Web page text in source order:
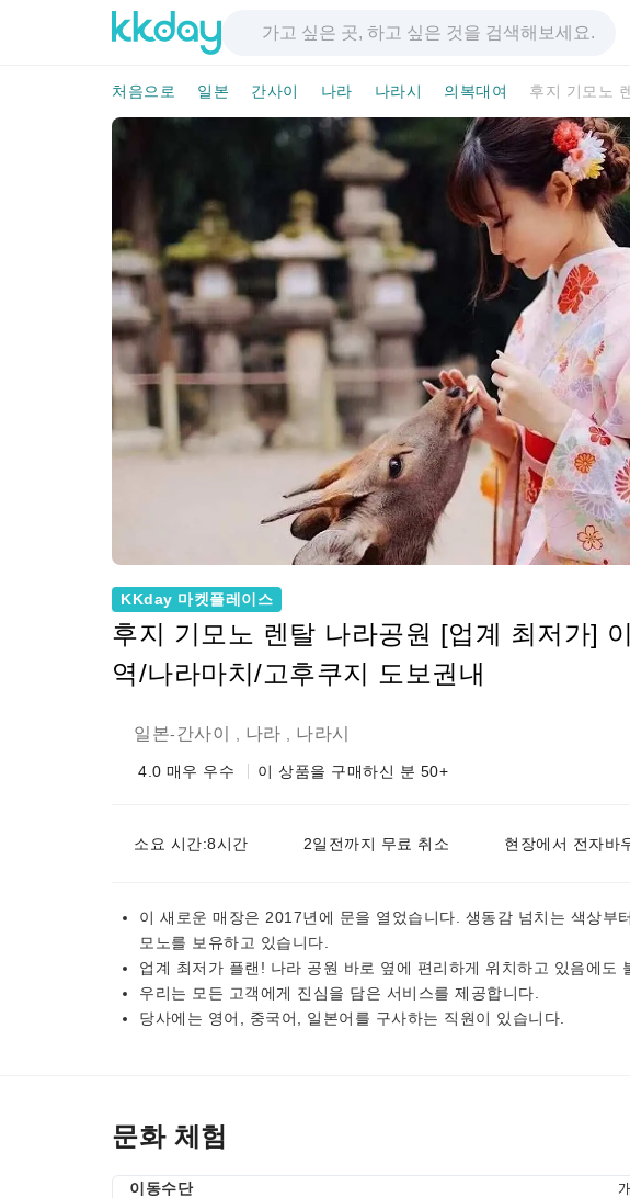
처음으로 일본 간사이 나라 나라시 의복대여 후지 기모노
KKday 마켓플레이스
후지 기모노 렌탈 나라공원 [업계 최저가]
역/나라마치/고후쿠지 도보권내
일본-간사이 나라 나라시
4.0 매우 우수 이 상품을 구매하신 분 50+
소요 시간:8시간 2일전까지 무료 취소 현장에서 전자바
이 새로운 매장은 2017년에 문을 열었습니다. 생동감 넘치는 색상부
모노를 보유하고 있습니다.
업계 최저가 플랜! 나라 공원 바로 옆에 편리하게 위치하고 있음에도
우리는 모든 고객에게 진심을 담은 서비스를 제공합니다.
당사에는 영어, 중국어, 일본어를 구사하는 직원이 있습니다.
문화 체험
이동수단